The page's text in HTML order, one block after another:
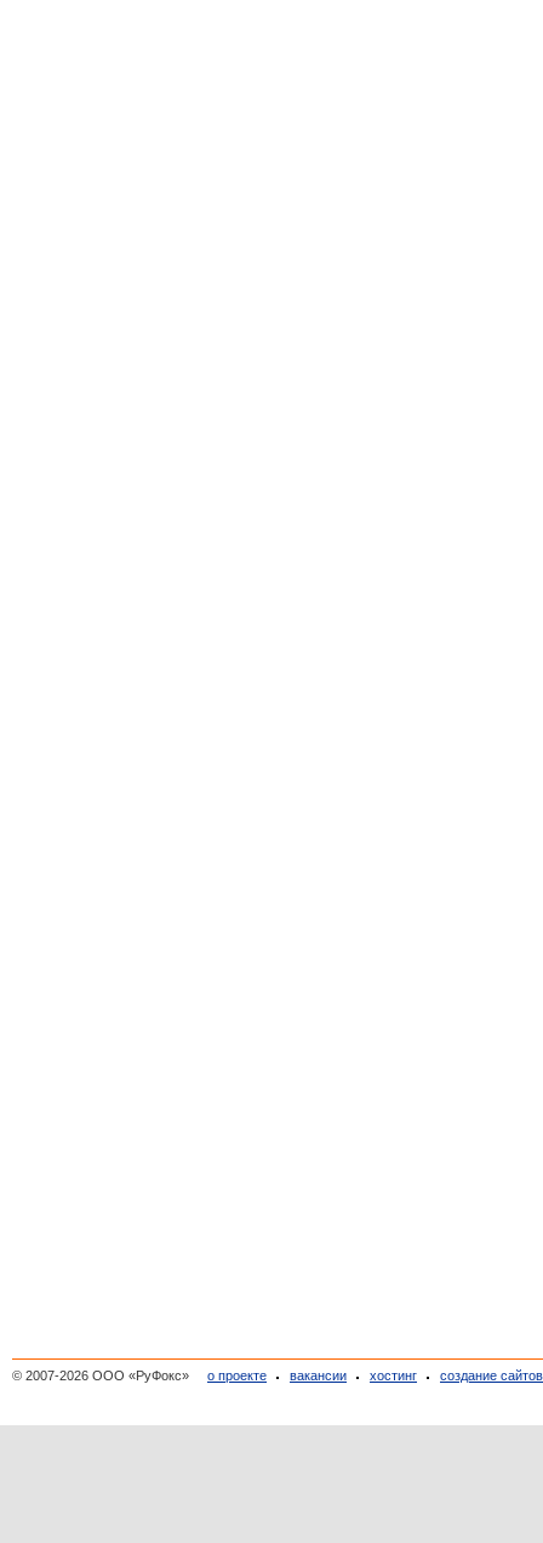
© 2007-2026 ООО «РуФокс» о проекте вакансии хостинг создание сайтов